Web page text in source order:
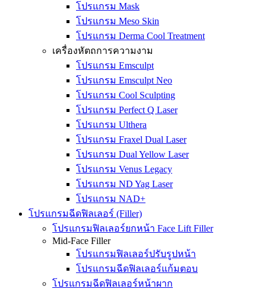
โปรแกรม Mask
โปรแกรม Meso Skin
โปรแกรม Derma Cool Treatment
เครื่องหัตถการความงาม
โปรแกรม Emsculpt
โปรแกรม Emsculpt Neo
โปรแกรม Cool Sculpting
โปรแกรม Perfect Q Laser
โปรแกรม Ulthera
โปรแกรม Fraxel Dual Laser
โปรแกรม Dual Yellow Laser
โปรแกรม Venus Legacy
โปรแกรม ND Yag Laser
โปรแกรม NAD+
โปรแกรมฉีดฟิลเลอร์ (Filler)
โปรแกรมฟิลเลอร์ยกหน้า Face Lift Filler
Mid-Face Filler
โปรแกรมฟิลเลอร์ปรับรูปหน้า
โปรแกรมฉีดฟิลเลอร์แก้มตอบ
โปรแกรมฉีดฟิลเลอร์หน้าผาก